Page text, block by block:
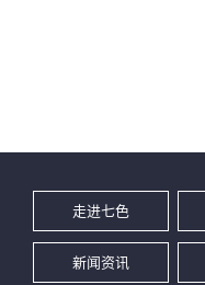
走进七色
新闻资讯